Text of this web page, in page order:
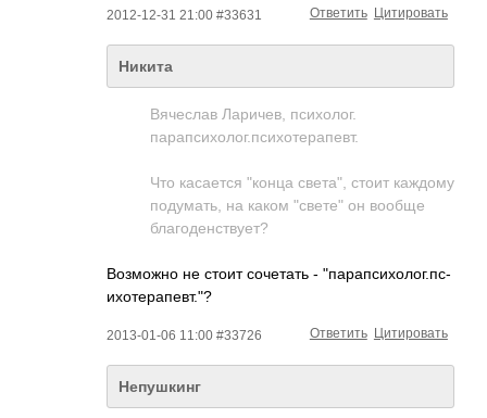
2012-12-31 21:00 #33631 Цитировать
Ответить
Никита
Вячеслав Ларичев, психолог.
парапсихолог.пси­­хотерапевт.­­
Что касается "конца света", стоит каждому
подумать, на каком "свете" он вообще
благоденствует?
Возможно не стоит сочетать - "парапсихолог.пс­
и­хотерапевт."?­
2013-01-06 11:00 #33726 Цитировать
Ответить
Непушкинг